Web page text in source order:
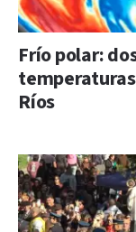
Frío polar:
Ríos